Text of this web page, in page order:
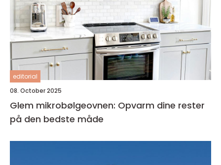
editorial
08. October 2025
Glem mikrobølgeovnen: Opvarm dine rester
på den bedste måde